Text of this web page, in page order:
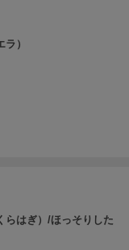
）
らはぎ）/ほっそりした